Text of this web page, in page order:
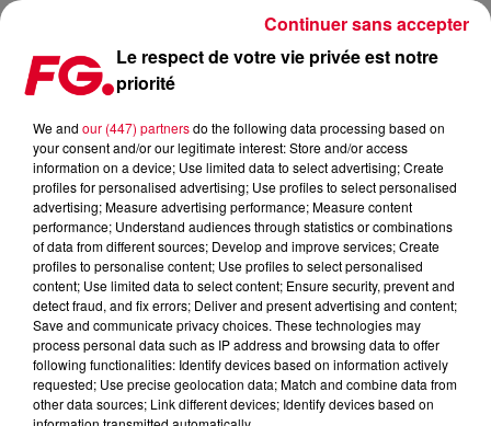
FG MIX : MEDUZA
Le respect de votre vie privée est notre
priorité
We and our (447) partnersdo the following data processing based on
your consent and/or our legitimate interest: Store and/or access
information on a device; Use limited data to select advertising; Create
profiles for personalised advertising; Use profiles to select personalised
advertising; Measure advertising performance; Measure content
performance; Understand audiences through statistics or combinations
of data from different sources; Develop and improve services; Create
profiles to personalise content; Use profiles to select personalised
content; Use limited data to select content; Ensure security, prevent and
detect fraud, and fix errors; Deliver and present advertising and content;
Save and communicate privacy choices. These technologies may
process personal data such as IP address and browsing data to offer
following functionalities: Identify devices based on information actively
requested; Use precise geolocation data; Match and combine data from
other data sources; Link different devices; Identify devices based on
Continuer sans accepter